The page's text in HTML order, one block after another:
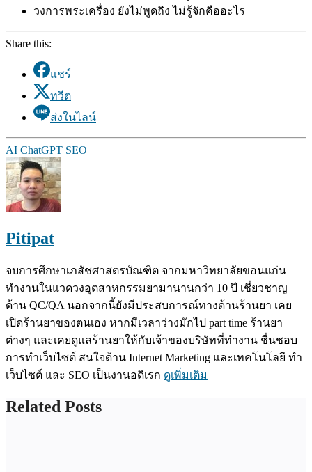
วงการพระเครื่อง ยังไม่พูดถึง ไม่รู้จักคืออะไร
Share this:
แชร์
ทวีต
ส่งในไลน์
AI ChatGPT SEO
Pitipat
จบการศึกษาเภสัชศาสตรบัณฑิต จากมหาวิทยาลัยขอนแก่น
ทำงานในแวดวงอุตสาหกรรมยามานานกว่า 10 ปี เชี่ยวชาญ
ด้าน QC/QA นอกจากนี้ยังมีประสบการณ์ทางด้านร้านยา เคย
เปิดร้านยาของตนเอง หากมีเวลาว่างมักไป part time ร้านยา
ต่างๆ และเคยดูแลร้านยาให้กับเจ้าของบริษัทที่ทำงาน ชื่นชอบ
การทำเว็บไซต์ สนใจด้าน Internet Marketing และเทคโนโลยี ทำ
เว็บไซต์ และ SEO เป็นงานอดิเรก ดูเพิ่มเติม
Related Posts